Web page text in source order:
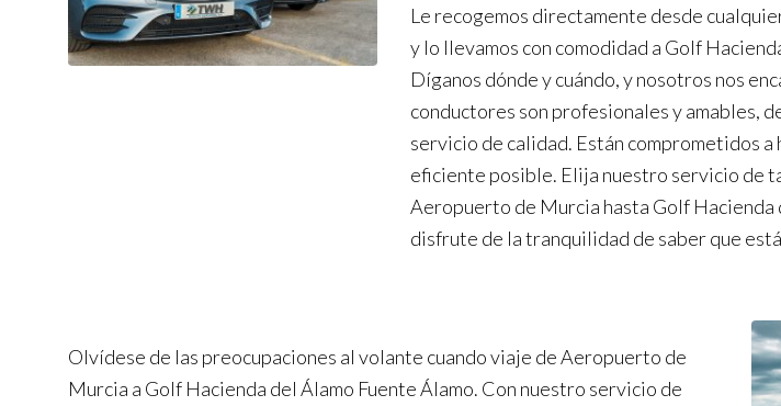
Le recogemos directamente desde
y lo llevamos con comodidad a Golf
Díganos dónde y cuándo, y nosotros nos
conductores son profesionales y amables,
servicio de calidad. Están comprometidos a
eficiente posible. Elija nuestro servicio de
Aeropuerto de Murcia hasta Golf Hacienda
disfrute de la tranquilidad de saber que
Olvídese de las preocupaciones al volante cuando viaje de Aeropuerto de
Murcia a Golf Hacienda del Álamo Fuente Álamo. Con nuestro servicio de